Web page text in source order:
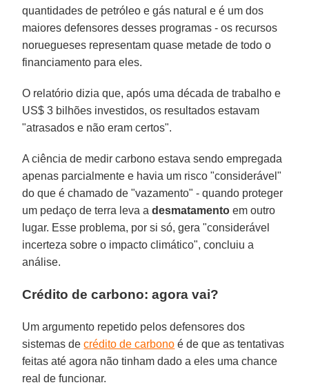
quantidades de petróleo e gás natural e é um dos
maiores defensores desses programas - os recursos
noruegueses representam quase metade de todo o
financiamento para eles.
O relatório dizia que, após uma década de trabalho e
US$ 3 bilhões investidos, os resultados estavam
"atrasados e não eram certos".
A ciência de medir carbono estava sendo empregada
apenas parcialmente e havia um risco "considerável"
do que é chamado de "vazamento" - quando proteger
um pedaço de terra leva adesmatamento em outro
lugar. Esse problema, por si só, gera "considerável
incerteza sobre o impacto climático", concluiu a
análise.
Crédito de carbono: agora vai?
Um argumento repetido pelos defensores dos
sistemas decrédito de carbono é de que as tentativas
feitas até agora não tinham dado a eles uma chance
real de funcionar.